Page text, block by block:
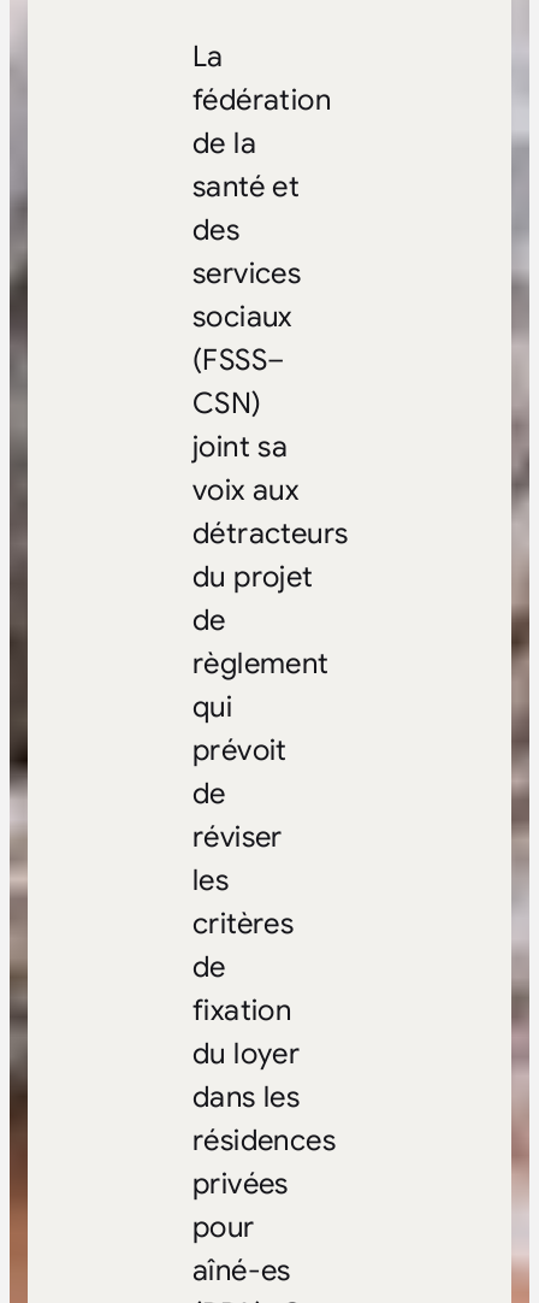
La
fédération
de la
santé et
des
services
sociaux
(FSSS–
CSN)
joint sa
voix aux
détracteurs
du projet
de
règlement
qui
prévoit
de
réviser
les
critères
de
fixation
du loyer
dans les
résidences
privées
pour
aîné-es